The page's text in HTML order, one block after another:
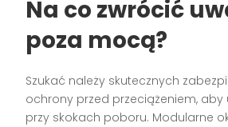
Na co zwrócić
poza mocą?
Szukać należy skutecznych
ochrony przed przeciążeniem, aby
przy skokach poboru. Modularne